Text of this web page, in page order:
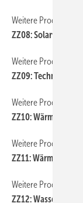
Weitere Produkt-
ZZ08: Solartechnik
Weitere Produkt-
ZZ09: Technische
Weitere Produkt-
ZZ10:
Weitere Produkt-
ZZ11: Wärmepumpe
Weitere Produkt-
ZZ12: